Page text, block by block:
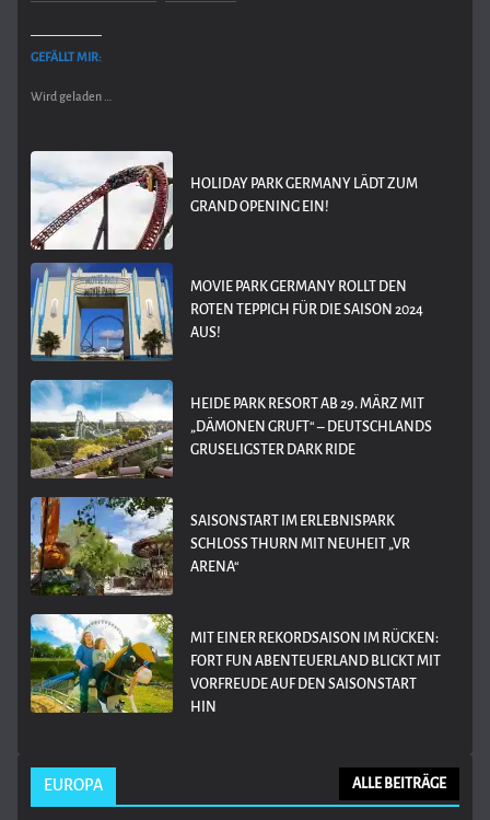
GEFÄLLT MIR:
Wird geladen …
HOLIDAY PARK GERMANY LÄDT ZUM
GRAND OPENING EIN!
MOVIE PARK GERMANY ROLLT DEN
ROTEN TEPPICH FÜR DIE SAISON 2024
AUS!
HEIDE PARK RESORT AB 29. MÄRZ MIT
„DÄMONEN GRUFT“ – DEUTSCHLANDS
GRUSELIGSTER DARK RIDE
SAISONSTART IM ERLEBNISPARK
SCHLOSS THURN MIT NEUHEIT „VR
ARENA“
MIT EINER REKORDSAISON IM RÜCKEN:
FORT FUN ABENTEUERLAND BLICKT MIT
VORFREUDE AUF DEN SAISONSTART
HIN
EUROPA ALLE BEITRÄGE